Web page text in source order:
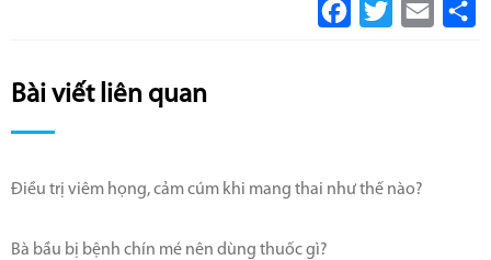
Facebook
Twitter Email
Bài viết liên quan
Điều trị viêm họng, cảm cúm khi mang thai như thế nào?
Bà bầu bị bệnh chín mé nên dùng thuốc gì?